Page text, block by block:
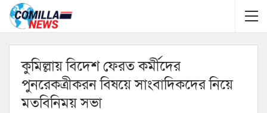
কুমিল্লায় বিদেশ ফেরত কর্মীদের
পুনরেকত্রীকরন বিষয়ে সাংবাদিকদের নিয়ে
মতবিনিময় সভা